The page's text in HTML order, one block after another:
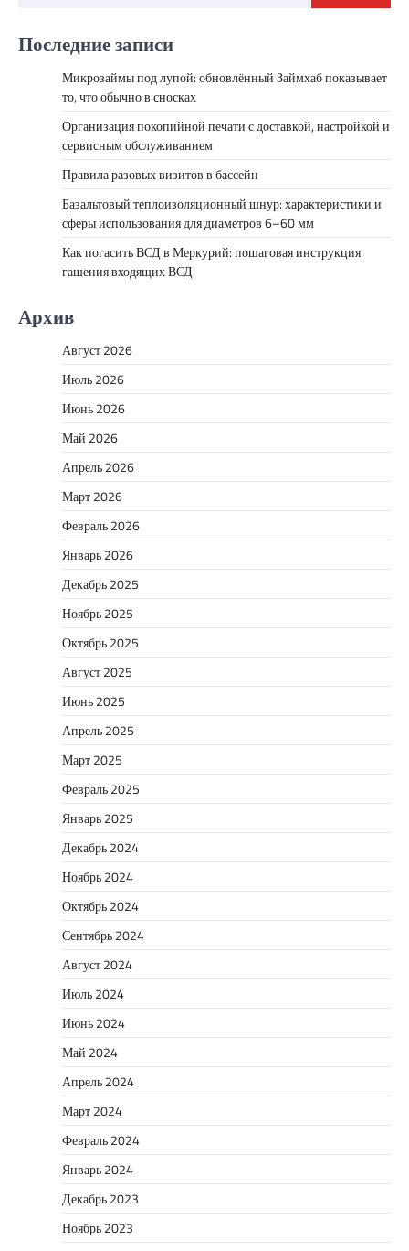
Последние записи
Микрозаймы под лупой: обновлённый Займхаб показывает
то, что обычно в сносках
Организация покопийной печати с доставкой, настройкой и
сервисным обслуживанием
Правила разовых визитов в бассейн
Базальтовый теплоизоляционный шнур: характеристики и
сферы использования для диаметров 6–60 мм
Как погасить ВСД в Меркурий: пошаговая инструкция
гашения входящих ВСД
Архив
Август 2026
Июль 2026
Июнь 2026
Май 2026
Апрель 2026
Март 2026
Февраль 2026
Январь 2026
Декабрь 2025
Ноябрь 2025
Октябрь 2025
Август 2025
Июнь 2025
Апрель 2025
Март 2025
Февраль 2025
Январь 2025
Декабрь 2024
Ноябрь 2024
Октябрь 2024
Сентябрь 2024
Август 2024
Июль 2024
Июнь 2024
Май 2024
Апрель 2024
Март 2024
Февраль 2024
Январь 2024
Декабрь 2023
Ноябрь 2023